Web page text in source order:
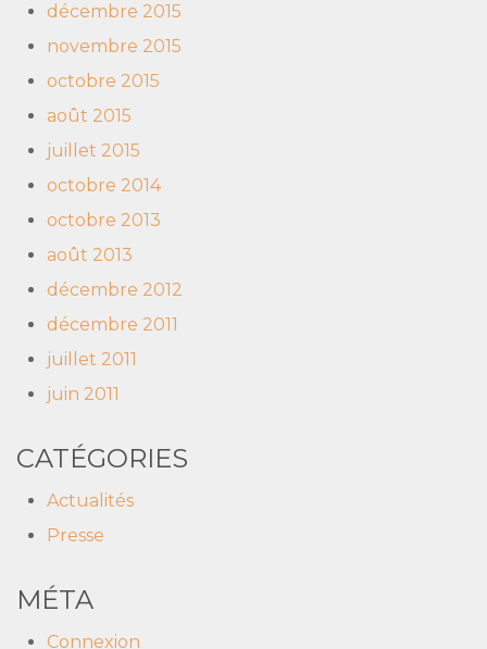
décembre 2015
novembre 2015
octobre 2015
août 2015
juillet 2015
octobre 2014
octobre 2013
août 2013
décembre 2012
décembre 2011
juillet 2011
juin 2011
CATÉGORIES
Actualités
Presse
MÉTA
Connexion